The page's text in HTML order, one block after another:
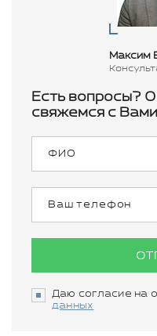
Максим
Есть вопросы?
свяжемся с
Даю согласие на
данных